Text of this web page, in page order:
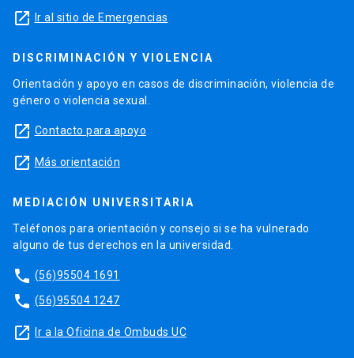
launch Ir al sitio de Emergencias
DISCRIMINACIÓN Y VIOLENCIA
Orientación y apoyo en casos de discriminación, violencia de
género o violencia sexual.
launch Contacto para apoyo
launch Más orientación
MEDIACIÓN UNIVERSITARIA
Teléfonos para orientación y consejo si se ha vulnerado
alguno de tus derechos en la universidad.
phone (56)95504 1691
phone (56)95504 1247
launch Ir a la Oficina de Ombuds UC